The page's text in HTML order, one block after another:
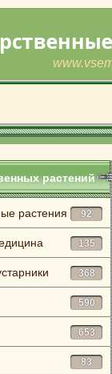
растений
растения 92
135
368
590
653
83